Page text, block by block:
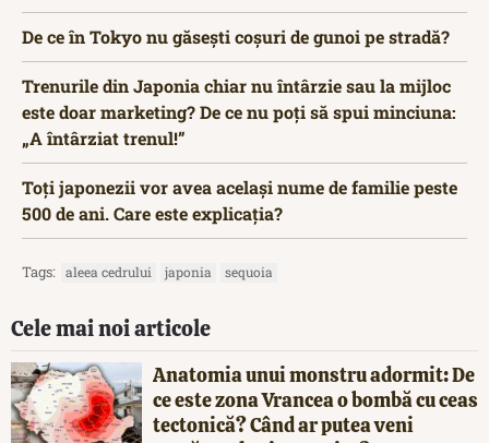
De ce în Tokyo nu găsești coșuri de gunoi pe stradă?
Trenurile din Japonia chiar nu întârzie sau la mijloc
este doar marketing? De ce nu poți să spui minciuna:
„A întârziat trenul!”
Toți japonezii vor avea același nume de familie peste
500 de ani. Care este explicația?
Tags: aleea cedrului japonia sequoia
Cele mai noi articole
Anatomia unui monstru adormit: De
ce este zona Vrancea o bombă cu ceas
tectonică? Când ar putea veni